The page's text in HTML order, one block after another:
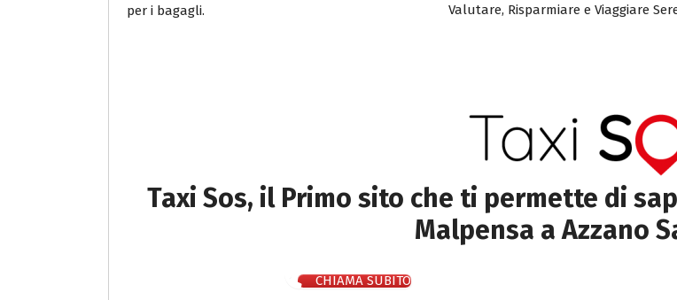
per i bagagli.
Valutare, Risparmiare e Viaggiare
Taxi Sos, il Primo sito che ti permette di
Malpensa a Azzano
CHIAMA SUBITO